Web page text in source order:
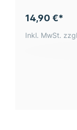
14,90 €*
Inkl. MwSt.